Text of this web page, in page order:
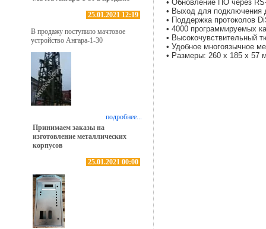
25.01.2021 12:19
В продажу поступило мачтовое
устройство Ангара-1-30
подробнее...
Принимаем заказы на
изготовление металлических
корпусов
25.01.2021 00:00
• Обновление ПО через
• Выход для подключения
• Поддержка протоколов
• 4000 программируемых
• Высокочувствительный
• Удобное многоязычное
• Размеры: 260 х 185 х 57